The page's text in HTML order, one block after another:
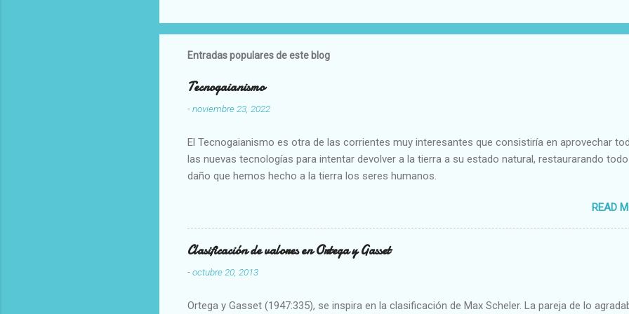
Entradas populares de este blog
Tecnogaianismo
-noviembre 23, 2022
El Tecnogaianismo es otra de las corrientes muy interesantes que consistiría en aprovechar
las nuevas tecnologías para intentar devolver a la tierra a su estado natural, restaurarando
daño que hemos hecho a la tierra los seres humanos.
READ
Clasificación de valores en Ortega y Gasset
-octubre 20, 2013
Ortega y Gasset (1947:335), se inspira en la clasificación de Max Scheler. La pareja de lo